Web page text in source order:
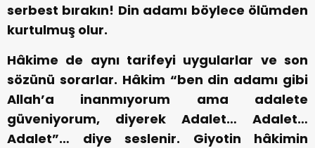
serbest bırakın! Din adamı böylece ölümden
kurtulmuş olur.
Hâkime de aynı tarifeyi uygularlar ve son
sözünü sorarlar. Hâkim “ben din adamı gibi
Allah’a inanmıyorum ama adalete
güveniyorum, diyerek Adalet… Adalet…
Adalet”… diye seslenir.
Giyotin hâkimin